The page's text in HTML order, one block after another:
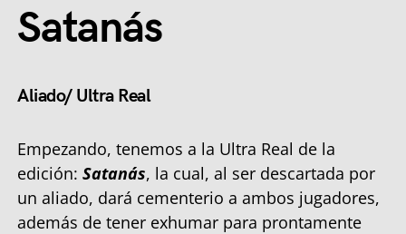
Satanás
Aliado/ Ultra Real
Empezando, tenemos a la Ultra Real de la
edición: Satanás, la cual, al ser descartada por
un aliado, dará cementerio a ambos jugadores,
además de tener exhumar para prontamente